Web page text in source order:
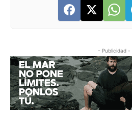
- Publicidad -